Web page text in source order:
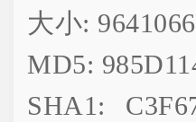
大小:
MD5:
SHA1: